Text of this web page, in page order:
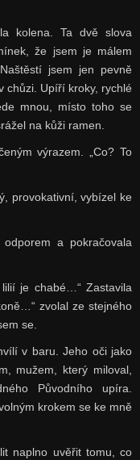
kolena. Ta dvě slova
že jsem je málem
jsem jen pevně
chůzi. Upíří kroky, rychlé
mnou, místo toho se
na kůži ramen.
výrazem. „Co? To
provokativní, vybízel ke
a pokračovala
je chabé…“ Zastavila
zvolal ze stejného
se.
v baru. Jeho oči jako
mužem, který miloval,
Původního upíra.
krokem se ke mně
naplno uvěřit tomu, co